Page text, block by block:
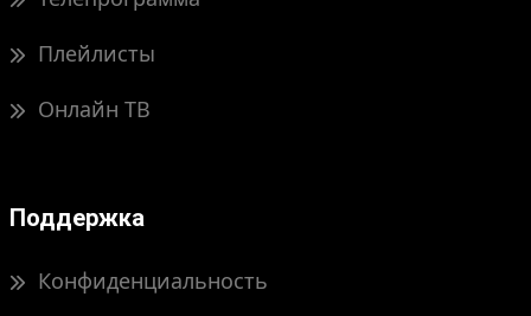
Плейлисты
Онлайн ТВ
Поддержка
Конфиденциальность